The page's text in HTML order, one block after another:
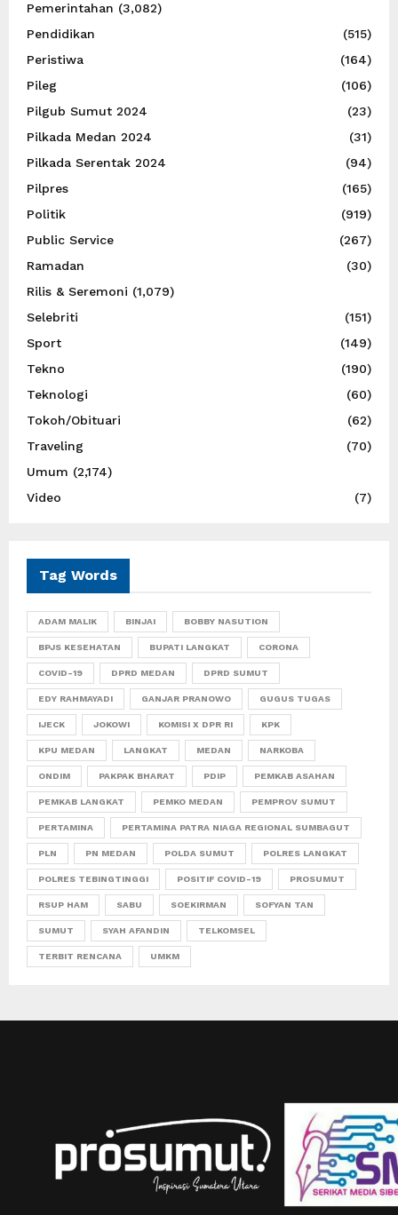
Pemerintahan (3,082)
Pendidikan
(515)
Peristiwa
(164)
Pileg
(106)
Pilgub Sumut 2024
(23)
Pilkada Medan 2024
(31)
Pilkada Serentak 2024
(94)
Pilpres
(165)
Politik
(919)
Public Service
(267)
Ramadan
(30)
Rilis & Seremoni (1,079)
Selebriti
(151)
Sport
(149)
Tekno
(190)
Teknologi
(60)
Tokoh/Obituari
(62)
Traveling
(70)
Umum (2,174)
Video
(7)
Tag Words
ADAM MALIK BINJAI BOBBY NASUTION
BPJS KESEHATAN BUPATI LANGKAT CORONA
COVID-19 DPRD MEDAN DPRD SUMUT
EDY RAHMAYADI GANJAR PRANOWO GUGUS TUGAS
IJECK JOKOWI KOMISI X DPR RI KPK
KPU MEDAN LANGKAT MEDAN NARKOBA
ONDIM PAKPAK BHARAT PDIP PEMKAB ASAHAN
PEMKAB LANGKAT PEMKO MEDAN PEMPROV SUMUT
PERTAMINA PERTAMINA PATRA NIAGA REGIONAL SUMBAGUT
PLN PN MEDAN POLDA SUMUT POLRES LANGKAT
POLRES TEBINGTINGGI POSITIF COVID-19 PROSUMUT
RSUP HAM SABU SOEKIRMAN SOFYAN TAN
SUMUT SYAH AFANDIN TELKOMSEL
TERBIT RENCANA UMKM